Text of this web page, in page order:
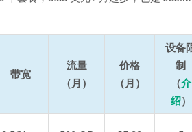
带宽
流量
（月）
价格
（月）
设备
制
（介
绍）